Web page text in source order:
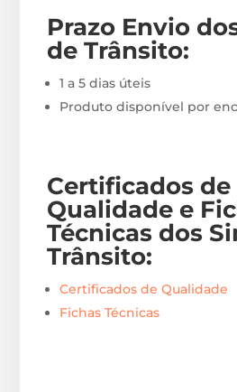
Prazo Envio d
de Trânsito:
1 a 5 dias úteis
Produto disponível por
Certificados de
Qualidade e
Técnicas dos
Trânsito:
Certificados de Qualidade
Fichas Técnicas